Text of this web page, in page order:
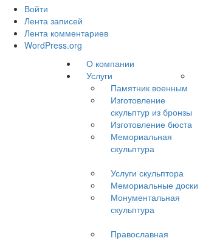
Войти
Лента записей
Лента комментариев
WordPress.org
О компании
Услуги
Памятник военным
Изготовление
скульптур из бронзы
Изготовление бюста
Мемориальная
скульптура
Услуги скульптора
Мемориальные доски
Монументальная
скульптура
Православная